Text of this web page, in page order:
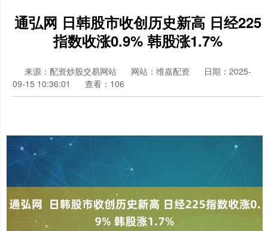
通弘网 日韩股市收创历史新高 日经225
指数收涨0.9% 韩股涨1.7%
来源：配资炒股交易网站 网站：维嘉配资
日期：2025-
09-15 10:36:01
查看：106